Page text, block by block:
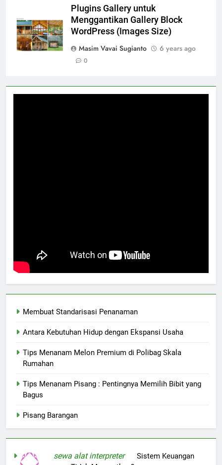
Plugins Gallery untuk
Menggantikan Gallery Block
WordPress (Images Size)
Masim Vavai Sugianto
6 years ago
0
Membuat Standarisasi Penanaman
Antara Kebutuhan Hidup dengan Ekspansi Usaha
Tips Menanam Melon Premium di Polibag Skala
Rumahan
Tips Menanam Pisang : Pentingnya Memilih Bibit yang
Bagus
Pisang Barangan
sewa alat interpreteronSistem Keuangan